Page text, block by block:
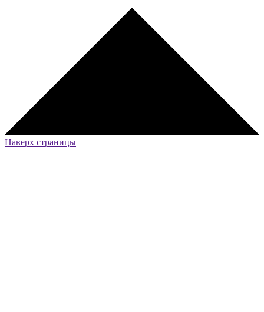
Наверх страницы